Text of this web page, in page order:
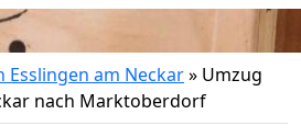
am Neckar» Umzug
nach Marktoberdorf